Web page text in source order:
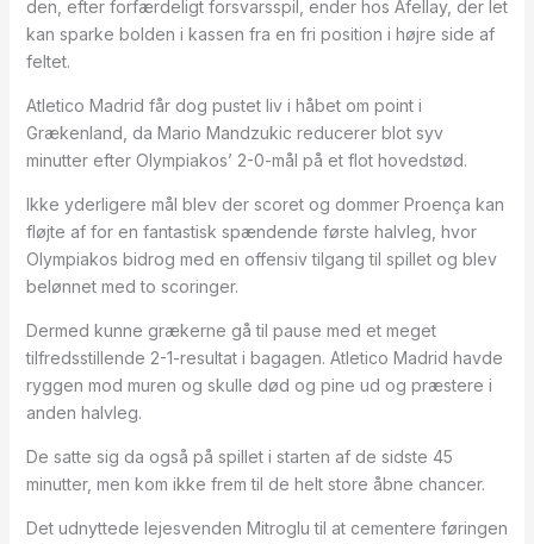
den, efter forfærdeligt forsvarsspil, ender hos Afellay, der let
kan sparke bolden i kassen fra en fri position i højre side af
feltet.
Atletico Madrid får dog pustet liv i håbet om point i
Grækenland, da Mario Mandzukic reducerer blot syv
minutter efter Olympiakos’ 2-0-mål på et flot hovedstød.
Ikke yderligere mål blev der scoret og dommer Proença kan
fløjte af for en fantastisk spændende første halvleg, hvor
Olympiakos bidrog med en offensiv tilgang til spillet og blev
belønnet med to scoringer.
Dermed kunne grækerne gå til pause med et meget
tilfredsstillende 2-1-resultat i bagagen. Atletico Madrid havde
ryggen mod muren og skulle død og pine ud og præstere i
anden halvleg.
De satte sig da også på spillet i starten af de sidste 45
minutter, men kom ikke frem til de helt store åbne chancer.
Det udnyttede lejesvenden Mitroglu til at cementere føringen